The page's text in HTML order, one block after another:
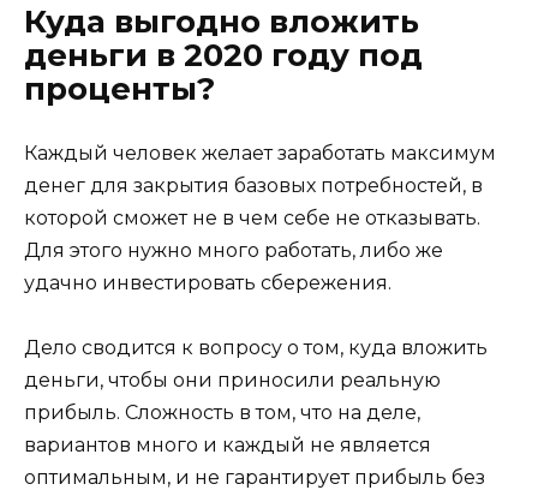
Куда выгодно вложить
деньги в 2020 году под
проценты?
Каждый человек желает заработать максимум
денег для закрытия базовых потребностей, в
которой сможет не в чем себе не отказывать.
Для этого нужно много работать, либо же
удачно инвестировать сбережения.
Дело сводится к вопросу о том, куда вложить
деньги, чтобы они приносили реальную
прибыль. Сложность в том, что на деле,
вариантов много и каждый не является
оптимальным, и не гарантирует прибыль без